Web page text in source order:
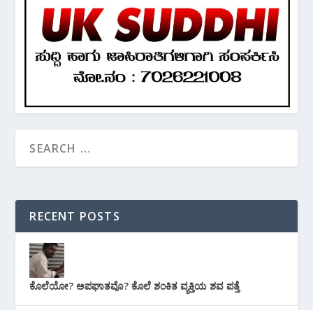
RECENT POSTS
ಕೊಲೆಯೋ? ಅಪಘಾತವೊ? ಕೊಲೆ ಶಂಕಿತ ವ್ಯಕ್ತಿಯ ಶವ ಪತ್ತೆ